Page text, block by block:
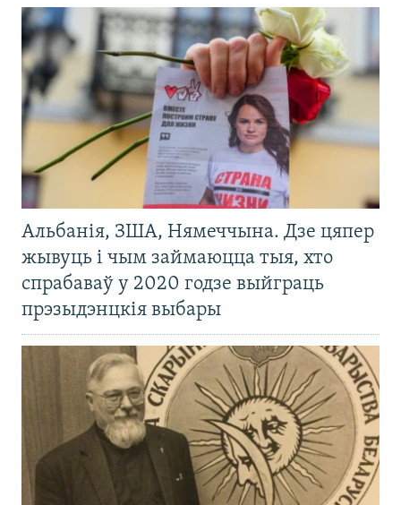
Альбанія, ЗША, Нямеччына. Дзе цяпер
жывуць і чым займаюцца тыя, хто
спрабаваў у 2020 годзе выйграць
прэзыдэнцкія выбары